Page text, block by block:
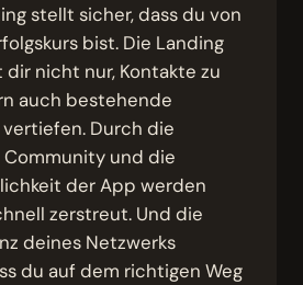
stellt sicher, dass du von
bist. Die Landing
nicht nur, Kontakte zu
auch bestehende
vertiefen. Durch die
und die
der App werden
zerstreut. Und die
deines Netzwerks
du auf dem richtigen Weg